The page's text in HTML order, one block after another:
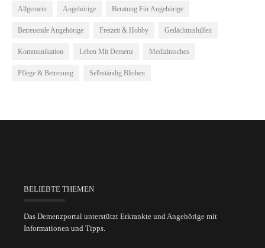
Allgemein Angehörige Beratung Für Angehörige
Betreuende Angehörige Freizeit & Hobby Gedächtnishilfen
Kommunikation Leben Mit Demenz Medizinisches
Pflege & Betreuung Selbständig Bleiben
BELIEBTE THEMEN
Das Demenzportal unterstützt Erkrankte und Angehörige mit
Informationen und Tipps.